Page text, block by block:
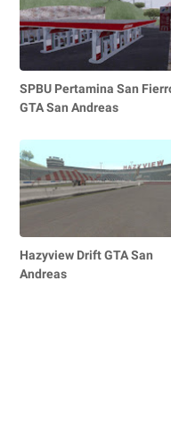
SPBU Pertamina San
GTA San Andreas
Hazyview Drift GTA San
Andreas